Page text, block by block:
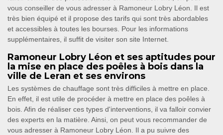
vous conseiller de vous adresser à Ramoneur Lobry Léon. Il est
très bien équipé et il propose des tarifs qui sont très abordables
et accessibles à toutes les bourses. Pour les informations
supplémentaires, il suffit de visiter son site Internet.
Ramoneur Lobry Léon et ses aptitudes pour
la mise en place des poêles à bois dans la
ville de Leran et ses environs
Les systèmes de chauffage sont très difficiles à mettre en place.
En effet, il est utile de procéder à mettre en place des poêles à
bois. Afin de réaliser ces types d'interventions, il va falloir convier
des experts en la matière. Ainsi, on peut vous recommander de
vous adresser à Ramoneur Lobry Léon. Il a pu suivre des